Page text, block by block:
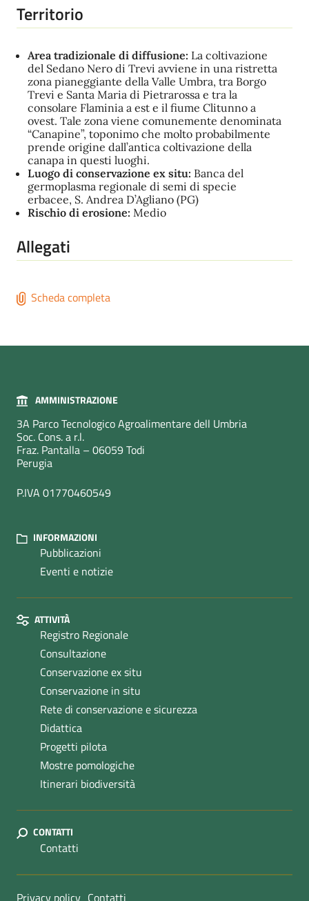
Territorio
Area tradizionale di diffusione: La coltivazione
del Sedano Nero di Trevi avviene in una ristretta
zona pianeggiante della Valle Umbra, tra Borgo
Trevi e Santa Maria di Pietrarossa e tra la
consolare Flaminia a est e il fiume Clitunno a
ovest. Tale zona viene comunemente denominata
“Canapine”, toponimo che molto probabilmente
prende origine dall’antica coltivazione della
canapa in questi luoghi.
Luogo di conservazione ex situ: Banca del
germoplasma regionale di semi di specie
erbacee, S. Andrea D’Agliano (PG)
Rischio di erosione: Medio
Allegati
Scheda completa
AMMINISTRAZIONE
3A Parco Tecnologico Agroalimentare dell Umbria
Soc. Cons. a r.l.
Fraz. Pantalla – 06059 Todi
Perugia
P.IVA 01770460549
INFORMAZIONI
Pubblicazioni
Eventi e notizie
ATTIVITÀ
Registro Regionale
Consultazione
Conservazione ex situ
Conservazione in situ
Rete di conservazione e sicurezza
Didattica
Progetti pilota
Mostre pomologiche
Itinerari biodiversità
CONTATTI
Contatti
Privacy policy Contatti